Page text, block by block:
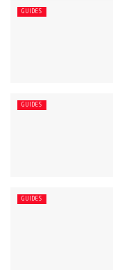
GUIDES
GUIDES
GUIDES